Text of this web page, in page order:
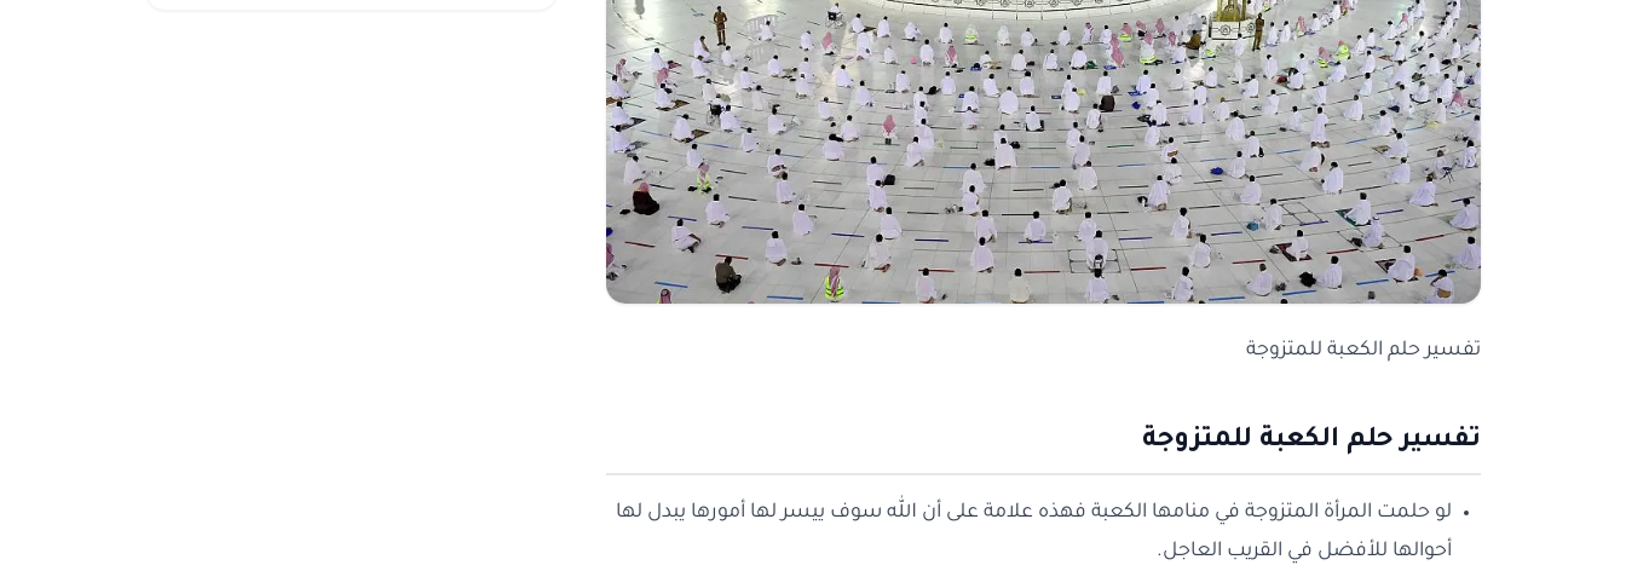
تفسير حلم الكعبة للمتزوجة
تفسير حلم الكعبة للمتزوجة
لو حلمت المرأة المتزوجة في منامها الكعبة فهذه علامة على أن الله سوف ييسر لها أمورها يبدل لها
أحوالها للأفضل في القريب العاجل.